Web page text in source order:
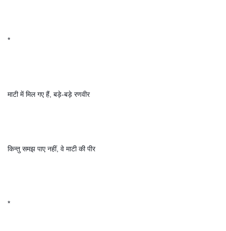
*
माटी में मिल गए हैं, बड़े-बड़े रणवीर
किन्तु समझ पाए नहीं, वे माटी की पीर
*